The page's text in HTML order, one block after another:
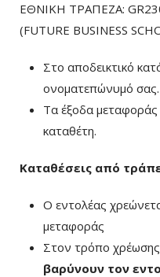
ΕΘΝΙΚΗ ΤΡΑΠΕΖΑ:
(FUTURE BUSINESS
Στο αποδεικτικό
ονοματεπώνυμό σας.
Τα έξοδα
καταθέτη.
Καταθέσεις από
Ο εντολέας
μεταφοράς
Στον τρόπο
βαρύνουν τον